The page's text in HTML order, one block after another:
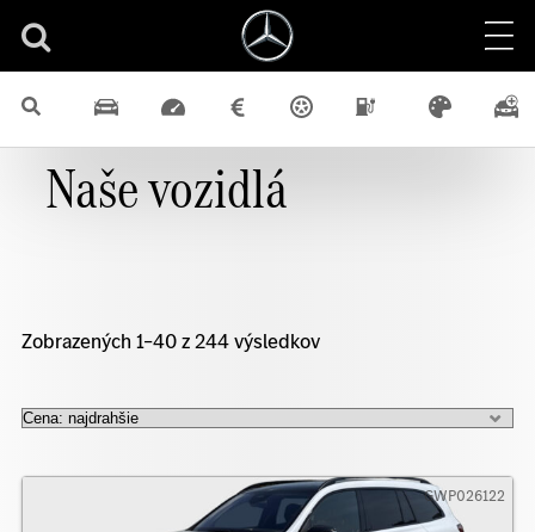
Naše vozidlá
Zobrazených 1–40 z 244 výsledkov
GWP026122